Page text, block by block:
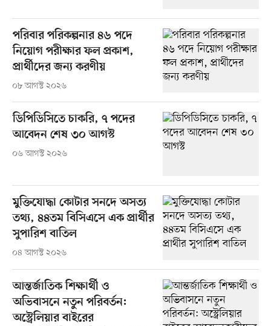
পরিবার পরিকল্পনার ৪৬ পদে
নিয়োগ পরীক্ষার ফল প্রকাশ,
প্রার্থীদের জন্য করণীয়
০৮ আগস্ট ২০২৬
ডিপিডিসিতে চাকরি, ৭ পদের
আবেদন শেষ ৩০ আগস্ট
০৬ আগস্ট ২০২৬
মুক্তিযোদ্ধা কোটার সনদে অসত্য
তথ্য, ৪৪তম বিসিএসে এক প্রার্থীর
সুপারিশ বাতিল
০৪ আগস্ট ২০২৬
আন্তর্জাতিক শিক্ষার্থী ও
অভিবাসনে নতুন পরিবর্তন:
অস্ট্রেলিয়ার বাইরের